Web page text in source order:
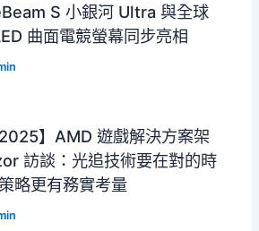
S 小銀河 Ultra 與全球
曲面電競螢幕同步亮相
】AMD 遊戲解決方案架
訪談：光追技術要在對的時
略更有務實考量